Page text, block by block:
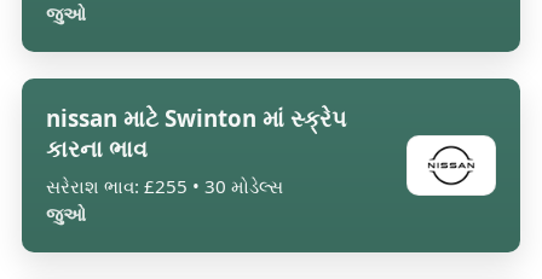
જુઓ
nissan માટે Swinton માં સ્ક્રેપ
કારના ભાવ
સરેરાશ ભાવ: £255 • 30 મોડેલ્સ
જુઓ